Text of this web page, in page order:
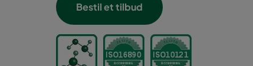
Bestil et tilbud